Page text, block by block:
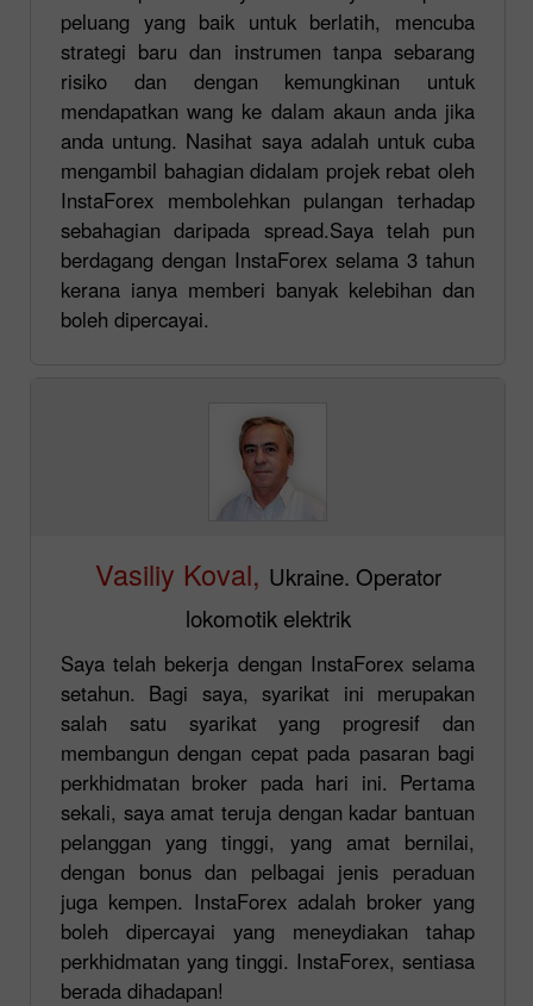
peluang yang baik untuk berlatih, mencuba
strategi baru dan instrumen tanpa sebarang
risiko dan dengan kemungkinan untuk
mendapatkan wang ke dalam akaun anda jika
anda untung. Nasihat saya adalah untuk cuba
mengambil bahagian didalam projek rebat oleh
InstaForex membolehkan pulangan terhadap
sebahagian daripada spread.Saya telah pun
berdagang dengan InstaForex selama 3 tahun
kerana ianya memberi banyak kelebihan dan
boleh dipercayai.
Vasiliy Koval, Ukraine. Operator
lokomotik elektrik
Saya telah bekerja dengan InstaForex selama
setahun. Bagi saya, syarikat ini merupakan
salah satu syarikat yang progresif dan
membangun dengan cepat pada pasaran bagi
perkhidmatan broker pada hari ini. Pertama
sekali, saya amat teruja dengan kadar bantuan
pelanggan yang tinggi, yang amat bernilai,
dengan bonus dan pelbagai jenis peraduan
juga kempen. InstaForex adalah broker yang
boleh dipercayai yang meneydiakan tahap
perkhidmatan yang tinggi. InstaForex, sentiasa
berada dihadapan!